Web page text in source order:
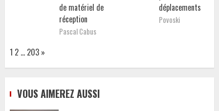
de matériel de
réception
Pascal Cabus
déplacements
Povoski
Page:
1 2 … 203 Next
»
VOUS AIMEREZ AUSSI